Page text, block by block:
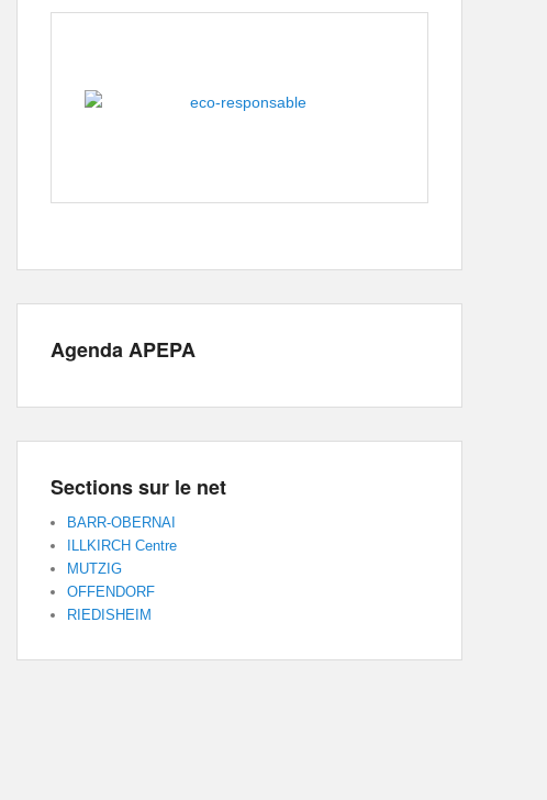
Agenda APEPA
Sections sur le net
BARR-OBERNAI
ILLKIRCH Centre
MUTZIG
OFFENDORF
RIEDISHEIM